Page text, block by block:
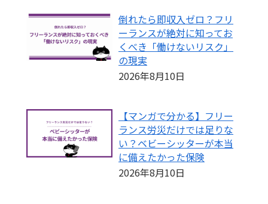
倒れたら即収入ゼロ？フリ
ーランスが絶対に知ってお
くべき「働けないリスク」
の現実
2026年8月10日
【マンガで分かる】フリー
ランス労災だけでは足りな
い？ベビーシッターが本当
に備えたかった保険
2026年8月10日